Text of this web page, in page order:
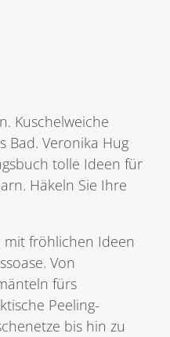
Kuschelweiche
Bad. Veronika Hug
tolle Ideen für
Häkeln Sie Ihre
mit fröhlichen Ideen
Von
fürs
Peeling-
bis hin zu